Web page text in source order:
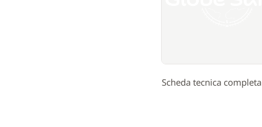
Scheda tecnica completa